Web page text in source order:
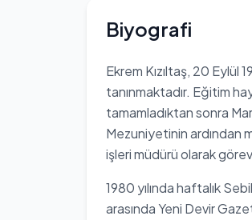
Biyografi
Ekrem Kızıltaş, 20
tanınmaktadır. Eğitim
tamamladıktan sonra
Mezuniyetinin ardından
işleri müdürü olarak görev
1980 yılında haftalık
arasında Yeni Devir